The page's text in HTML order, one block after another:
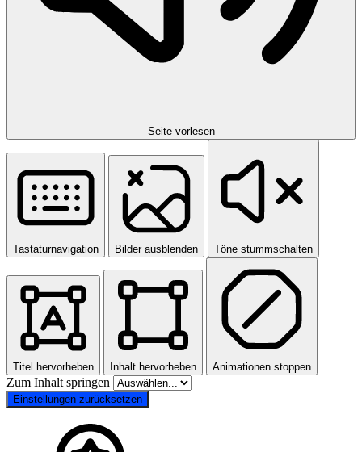
Seite vorlesen
Tastaturnavigation Bilder ausblenden Töne stummschalten
Titel hervorheben Inhalt hervorheben Animationen stoppen
Zum Inhalt springen
Einstellungen zurücksetzen